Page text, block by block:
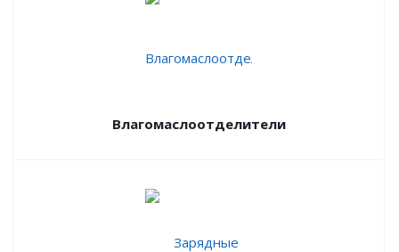
Влагомаслоотделители